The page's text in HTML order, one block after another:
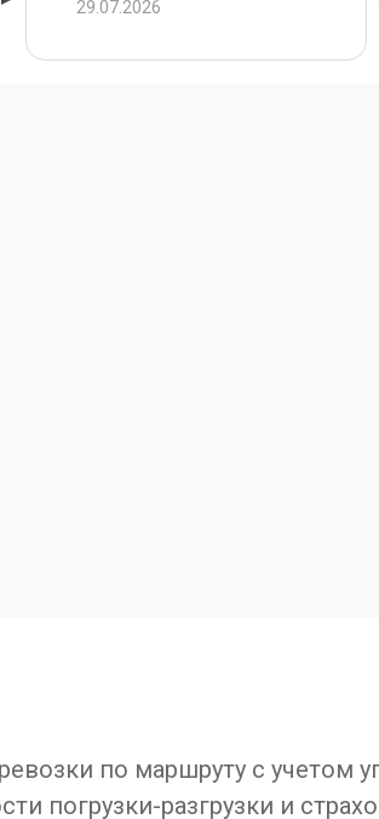
29.07.2026
по маршруту с учетом
погрузки-разгрузки и